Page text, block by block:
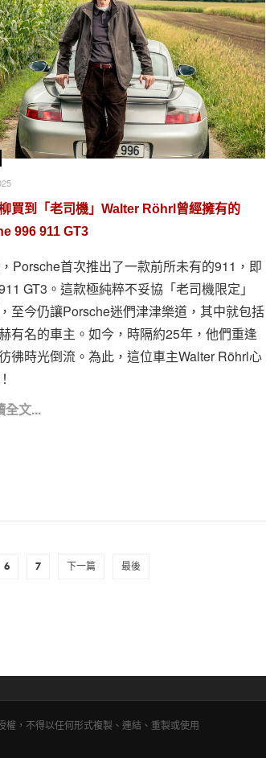
買到「老司機」Walter Röhrl曾經擁有的
996 911 GT3
Porsche首次推出了一款前所未有的911，即
GT3。這款極純粹不妥協「老司機限定」
至今仍讓Porsche迷們津津樂道，其中就包括
有名的車主。如今，時隔約25年，他們重逢
彿時光倒流。為此，這位車主Walter Röhrl心
全文...
6 7 下一篇 最後
，不得以任何形式複製、連結、重製或使用